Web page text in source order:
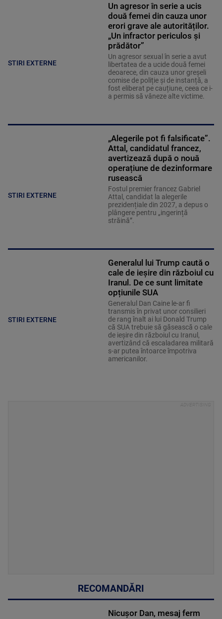
STIRI EXTERNE
Un agresor în serie a ucis
două femei din cauza unor
erori grave ale autorităților.
„Un infractor periculos și
prădător”
Un agresor sexual în serie a avut
libertatea de a ucide două femei
deoarece, din cauza unor greșeli
comise de poliție și de instanță, a
fost eliberat pe cauțiune, ceea ce i-
a permis să vâneze alte victime.
STIRI EXTERNE
„Alegerile pot fi falsificate”.
Attal, candidatul francez,
avertizează după o nouă
operațiune de dezinformare
rusească
Fostul premier francez Gabriel
Attal, candidat la alegerile
prezidențiale din 2027, a depus o
plângere pentru „ingerință
străină”.
STIRI EXTERNE
Generalul lui Trump caută o
cale de ieșire din războiul cu
Iranul. De ce sunt limitate
opțiunile SUA
Generalul Dan Caine le-ar fi
transmis în privat unor consilieri
de rang înalt ai lui Donald Trump
că SUA trebuie să găsească o cale
de ieșire din războiul cu Iranul,
avertizând că escaladarea militară
s-ar putea întoarce împotriva
americanilor.
RECOMANDĂRI
Nicușor Dan, mesaj ferm